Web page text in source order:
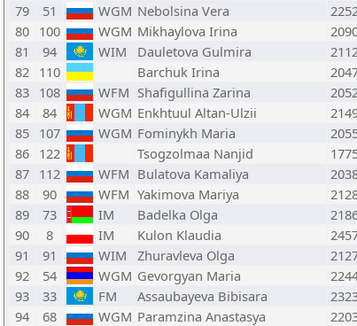
79
51 WGM Nebolsina Vera
80 100 WGM Mikhaylova Irina
81
94 WIM Dauletova Gulmira
82 110 Barchuk Irina
83 108 WFM Shafigullina Zarina
84
84 WGM Enkhtuul Altan-Ulzii
85 107 WGM Fominykh Maria
86 122 Tsogzolmaa Nanjid
87 112 WFM Bulatova Kamaliya
88
90 WFM Yakimova Mariya
89
73 IM Badelka Olga
90
8 IM Kulon Klaudia
91
91 WIM Zhuravleva Olga
92
54 WGM Gevorgyan Maria
93
33 FM Assaubayeva Bibisara
94
68 WGM Paramzina Anastasya